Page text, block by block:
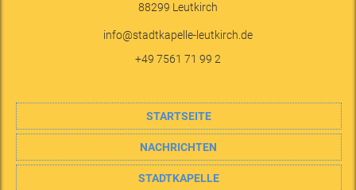
88299 Leutkirch
info@stadtkapelle-leutkirch.de
+49 7561 71 99 2
STARTSEITE
NACHRICHTEN
STADTKAPELLE